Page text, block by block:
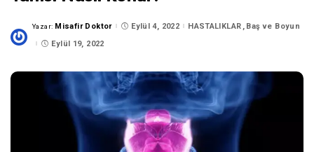
Posted
Yazar: Misafir Doktor Eylül 4, 2022 HASTALIKLAR
Baş ve Boyun
Eylül 19, 2022